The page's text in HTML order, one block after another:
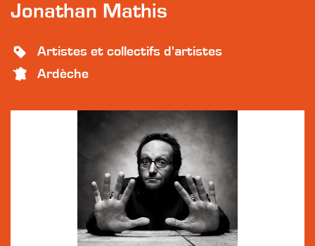
Jonathan Mathis
Artistes et collectifs d'artistes
Ardèche